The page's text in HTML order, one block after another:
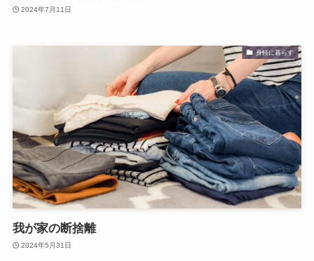
2024年7月11日
身軽に暮らす
我が家の断捨離
2024年5月31日